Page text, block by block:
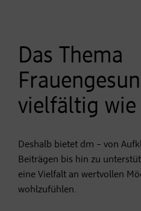
Das Thema
vielfältig wie
Deshalb bietet dm – von
Beiträgen bis hin zu
eine Vielfalt an wertvollen
wohlzufühlen.